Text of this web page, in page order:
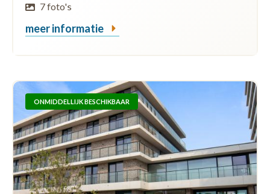
7 foto's
meer informatie
ONMIDDELLIJK BESCHIKBAAR